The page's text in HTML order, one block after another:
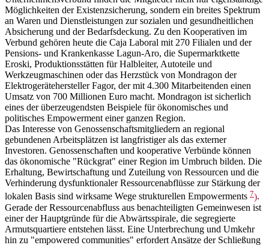
Möglichkeiten der Existenzsicherung, sondern ein breites Spektrum
an Waren und Dienstleistungen zur sozialen und gesundheitlichen
Absicherung und der Bedarfsdeckung. Zu den Kooperativen im
Verbund gehören heute die Caja Laboral mit 270 Filialen und der
Pensions- und Krankenkasse Lagun-Aro, die Supermarktkette
Eroski, Produktionsstätten für Halbleiter, Autoteile und
Werkzeugmaschinen oder das Herzstück von Mondragon der
Elektrogerätehersteller Fagor, der mit 4.300 Mitarbeitenden einen
Umsatz von 700 Millionen Euro macht. Mondragon ist sicherlich
eines der überzeugendsten Beispiele für ökonomisches und
politisches Empowerment einer ganzen Region.
Das Interesse von Genossenschaftsmitgliedern an regional
gebundenen Arbeitsplätzen ist langfristiger als das externer
Investoren. Genossenschaften und kooperative Verbünde können
das ökonomische "Rückgrat" einer Region im Umbruch bilden. Die
Erhaltung, Bewirtschaftung und Zuteilung von Ressourcen und die
Verhinderung dysfunktionaler Ressourcenabflüsse zur Stärkung der
lokalen Basis sind wirksame Wege strukturellen Empowerments 7).
Gerade der Ressourcenabfluss aus benachteiligten Gemeinwesen ist
einer der Hauptgründe für die Abwärtsspirale, die segregierte
Armutsquartiere entstehen lässt. Eine Unterbrechung und Umkehr
hin zu "empowered communities" erfordert Ansätze der Schließung